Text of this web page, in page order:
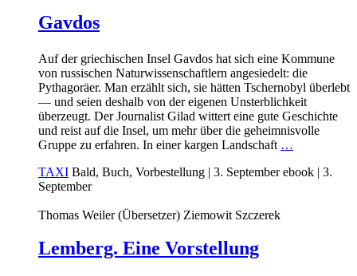
Gavdos
Auf der griechischen Insel Gavdos hat sich eine Kommune
von russischen Naturwissenschaftlern angesiedelt: die
Pythagoräer. Man erzählt sich, sie hätten Tschernobyl überlebt
— und seien deshalb von der eigenen Unsterblichkeit
überzeugt. Der Journalist Gilad wittert eine gute Geschichte
und reist auf die Insel, um mehr über die geheimnisvolle
Gruppe zu erfahren. In einer kargen Landschaft …
TAXI Bald, Buch, Vorbestellung | 3. September ebook | 3.
September
Thomas Weiler (Übersetzer) Ziemowit Szczerek
Lemberg. Eine Vorstellung